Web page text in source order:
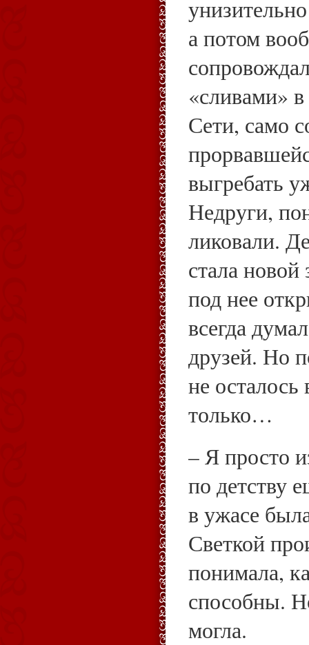
а потом
«сливами»
Сети, само
выгребать
Недруги,
ликовали.
стала новой
под нее
всегда
друзей. Но
не
только…
– Я просто
по детству
в ужасе
Светкой
понимала,
способны.
могла.